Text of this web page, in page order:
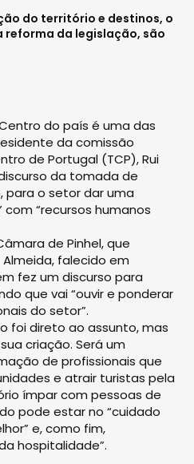
do território e destinos, o
reforma da legislação, são
do país é uma das
da comissão
de Portugal (TCP), Rui
da tomada de
para o setor dar uma
“recursos humanos
de Pinhel, que
falecido em
fez um discurso para
que vai “ouvir e ponderar
do setor”.
foi direto ao assunto, mas
criação. Será um
de profissionais que
e atrair turistas pela
ímpar com pessoas de
pode estar no “cuidado
e, como fim,
hospitalidade”.